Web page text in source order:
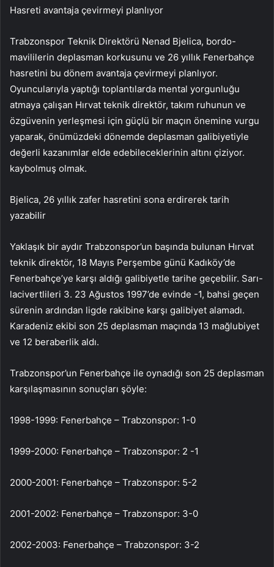
Hasreti avantaja çevirmeyi planlıyor
Trabzonspor Teknik Direktörü Nenad Bjelica, bordo-
mavililerin deplasman korkusunu ve 26 yıllık Fenerbahçe
hasretini bu dönem avantaja çevirmeyi planlıyor.
Oyuncularıyla yaptığı toplantılarda mental yorgunluğu
atmaya çalışan Hırvat teknik direktör, takım ruhunun ve
özgüvenin yerleşmesi için güçlü bir maçın önemine vurgu
yaparak, önümüzdeki dönemde deplasman galibiyetiyle
değerli kazanımlar elde edebileceklerinin altını çiziyor.
kaybolmuş olmak.
Bjelica, 26 yıllık zafer hasretini sona erdirerek tarih
yazabilir
Yaklaşık bir aydır Trabzonspor’un başında bulunan Hırvat
teknik direktör, 18 Mayıs Perşembe günü Kadıköy’de
Fenerbahçe’ye karşı aldığı galibiyetle tarihe geçebilir. Sarı-
lacivertlileri 3. 23 Ağustos 1997’de evinde -1, bahsi geçen
sürenin ardından ligde rakibine karşı galibiyet alamadı.
Karadeniz ekibi son 25 deplasman maçında 13 mağlubiyet
ve 12 beraberlik aldı.
Trabzonspor’un Fenerbahçe ile oynadığı son 25 deplasman
karşılaşmasının sonuçları şöyle:
1998-1999: Fenerbahçe – Trabzonspor: 1-0
1999-2000: Fenerbahçe – Trabzonspor: 2 -1
2000-2001: Fenerbahçe – Trabzonspor: 5-2
2001-2002: Fenerbahçe – Trabzonspor: 3-0
2002-2003: Fenerbahçe – Trabzonspor: 3-2